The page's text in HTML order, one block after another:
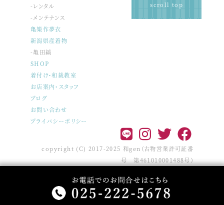
scroll top
-レンタル
-メンテナンス
亀樂作夢衣
新潟県産着物
-亀田縞
SHOP
着付け・和裁教室
お店案内・スタッフ
ブログ
お問い合わせ
プライバシーポリシー
copyright (C) 2017-2025 和gen（古物営業許可証番
号 第461010001488号）